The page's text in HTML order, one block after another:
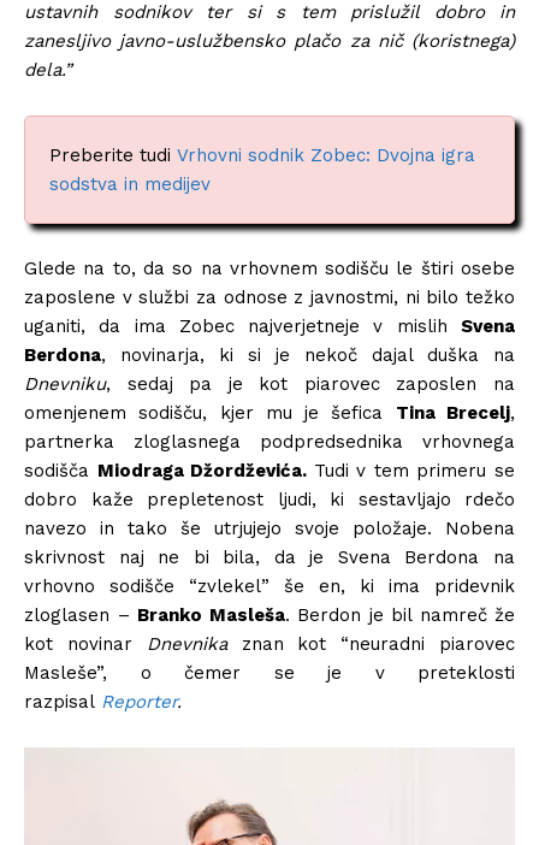
ustavnih sodnikov ter si s tem prislužil dobro in
zanesljivo javno-uslužbensko plačo za nič (koristnega)
dela.”
Preberite tudi Vrhovni sodnik Zobec: Dvojna igra
sodstva in medijev
Glede na to, da so na vrhovnem sodišču le štiri osebe
zaposlene v službi za odnose z javnostmi, ni bilo težko
uganiti, da ima Zobec najverjetneje v mislih Svena
Berdona, novinarja, ki si je nekoč dajal duška na
Dnevniku, sedaj pa je kot piarovec zaposlen na
omenjenem sodišču, kjer mu je šefica Tina Brecelj,
partnerka zloglasnega podpredsednika vrhovnega
sodišča Miodraga Džordževića. Tudi v tem primeru se
dobro kaže prepletenost ljudi, ki sestavljajo rdečo
navezo in tako še utrjujejo svoje položaje. Nobena
skrivnost naj ne bi bila, da je Svena Berdona na
vrhovno sodišče “zvlekel” še en, ki ima pridevnik
zloglasen – Branko Masleša. Berdon je bil namreč že
kot novinar Dnevnikaznan kot “neuradni piarovec
Masleše”, o čemer se je v preteklosti
razpisal Reporter.